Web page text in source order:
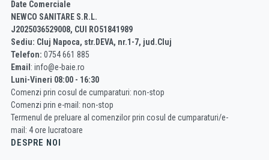
Date Comerciale
NEWCO SANITARE S.R.L.
J2025036529008, CUI RO51841989
Sediu: Cluj Napoca, str.DEVA, nr.1-7, jud.Cluj
Telefon: 0754 661 885
Email : info@e-baie.ro
Luni-Vineri 08:00 - 16:30
Comenzi prin cosul de cumparaturi: non-stop
Comenzi prin e-mail: non-stop
Termenul de preluare al comenzilor prin cosul de cumparaturi/e-
mail: 4 ore lucratoare
DESPRE NOI